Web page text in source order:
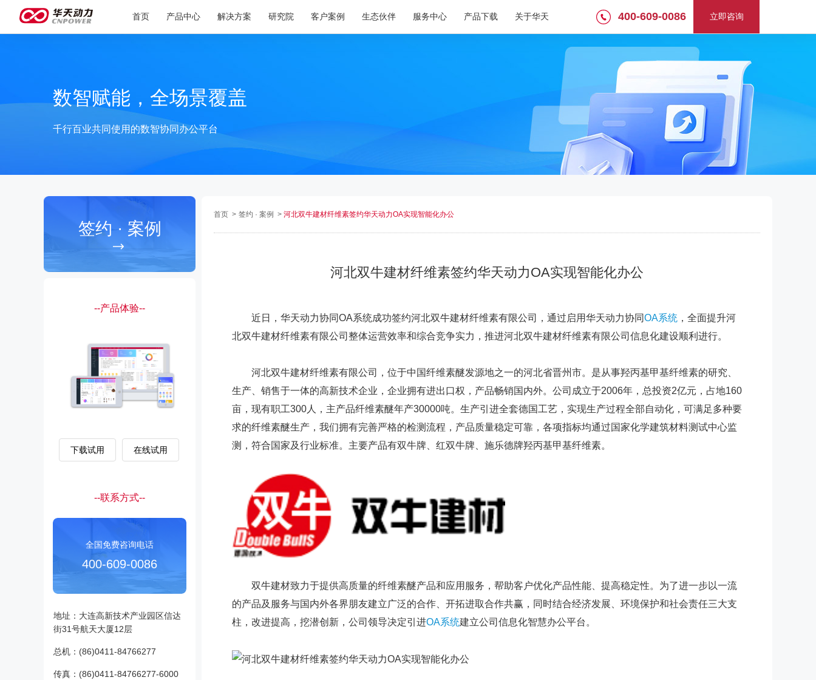
首页 产品中心 解决方案 研究院 客户案例 生态伙伴 服务中心 产品下载 关于华天 400-609-0086 立即咨询
数智赋能，全场景覆盖
千行百业共同使用的数智协同办公平台
签约 · 案例
--产品体验--
下载试用 在线试用
--联系方式--
全国免费咨询电话
400-609-0086
地址：大连高新技术产业园区信达
街31号航天大厦12层
总机：(86)0411-84766277
传真：(86)0411-84766277-6000
首页 > 签约 · 案例 > 河北双牛建材纤维素签约华天动力OA实现智能化办公
河北双牛建材纤维素签约华天动力OA实现智能化办公
近日，华天动力协同OA系统成功签约河北双牛建材纤维素有限公司，通过启用华天动力协同OA系统 ，全面提升河
北双牛建材纤维素有限公司整体运营效率和综合竞争实力，推进河北双牛建材纤维素有限公司信息化建设顺利进行。
河北双牛建材纤维素有限公司，位于中国纤维素醚发源地之一的河北省晋州市。是从事羟丙基甲基纤维素的研究、
生产、销售于一体的高新技术企业，企业拥有进出口权，产品畅销国内外。公司成立于2006年，总投资2亿元，占地160
亩，现有职工300人，主产品纤维素醚年产30000吨。生产引进全套德国工艺，实现生产过程全部自动化，可满足多种要
求的纤维素醚生产，我们拥有完善严格的检测流程，产品质量稳定可靠，各项指标均通过国家化学建筑材料测试中心监
测，符合国家及行业标准。主要产品有双牛牌、红双牛牌、施乐德牌羟丙基甲基纤维素。
双牛建材致力于提供高质量的纤维素醚产品和应用服务，帮助客户优化产品性能、提高稳定性。为了进一步以一流
的产品及服务与国内外各界朋友建立广泛的合作、开拓进取合作共赢，同时结合经济发展、环境保护和社会责任三大支
柱，改进提高，挖潜创新，公司领导决定引进OA系统建立公司信息化智慧办公平台。